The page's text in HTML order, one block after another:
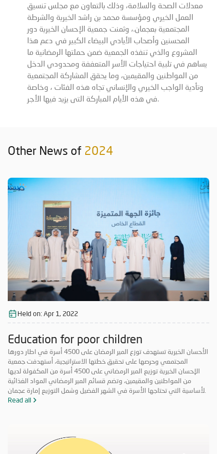
معدلات الصحة والسلامة، وذلك بالتعاون مع مجلس تنسيق
العمل الخيري ومؤسسة محمد بن راشد الخيرية والشرطة
المجتمعية بعجمان.، وثمنت جمعية الإحسان الخيرية دور
المحسنين وأصحاب الأيادي البيضاء الكبير في دعم هذا
المشروع والذي تنفذه الجمعية ضمن حملتها الرمضانية ما
يساهم في تلبية احتياجات الأسر المتعففة ومحدودي الدخل
من المواطنين والمقيمين، وما يحقق المشاركة المجتمعية
وتأدية الواجب الخيري والإنساني تجاه هذه الفئات ، وخاصة
في هذه الأيام المباركة التى يزيد فيها الأجر.
Other News of 2024
Held on:Apr 1, 2022
Education for poor children
الأحسان الخيرية تستهدف توزع المير الرمضان على 4500 أسرة في اطار دورها
المجتمعي وحرصها على تحقيق خطتها الاستراتيجية، أستهدفت جمعية
الإحسان الخيرية توزيع المير الرمضاني على 4500 أسرة من المكفولة لديها
من المواطنين والمقيمين، وتضم قسائم المير الرمضاني المواد الغذائية
الأساسية التي تحتاجها الأسرة في الشهر الفضيل وشمل التوزيع إمارة عجمان
والفجيرة ورأس الخيمة وأكد الدكتور حقي إسماعيل المدير التنفيذي
الأعباء المادية ونشر روح الأخاء والتكافل الاجتماعي بين أفراد المجتمع، مشيراً
إلى أن الجمعية اتخذت التدابير الاحترازية والوقائية في عملية التوزيع مع
Read all